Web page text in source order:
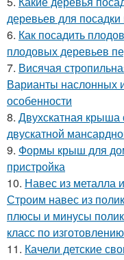
деревьев для
6. Как посадить
плодовых деревьев
7. Висячая
Варианты наслонных
особенности
8. Двухскатная
двускатной
9. Формы крыш для
пристройка
10. Навес из металла
Строим навес из
плюсы и минусы
класс по
11. Качели детские